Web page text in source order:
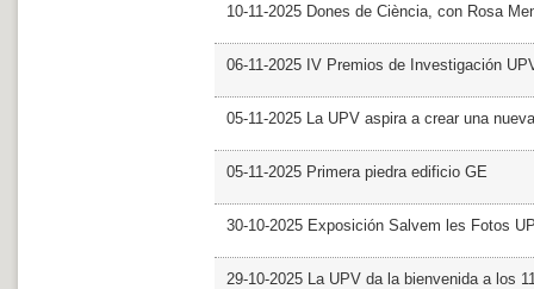
10-11-2025 Dones de Ciència, con Rosa
06-11-2025 IV Premios de Investigación
05-11-2025 La UPV aspira a crear una
05-11-2025 Primera piedra edificio GE
30-10-2025 Exposición Salvem les Fotos
29-10-2025 La UPV da la bienvenida a los